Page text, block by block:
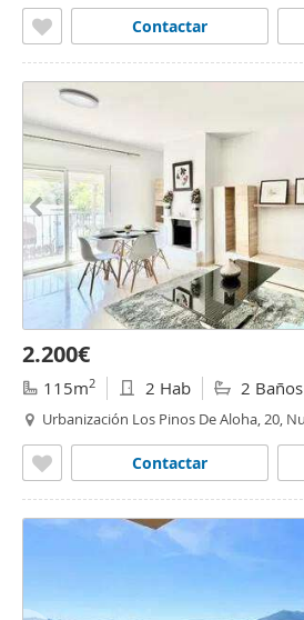
Contactar
2.200€
115m2 2 Hab 2 Baños
Urbanización Los Pinos De Aloha, 20,
Contactar